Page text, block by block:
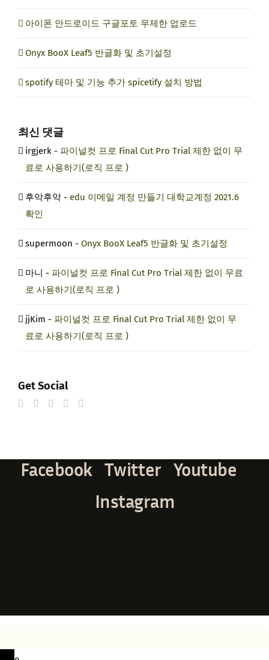
아이폰 안드로이드 구글포토 무제한 업로드
Onyx BooX Leaf5 반글화 및 초기설정
spotify 테마 및 기능 추가 spicetify 설치 방법
최신 댓글
irgjerk - 파이널컷 프로 Final Cut Pro Trial 제한 없이 무
료로 사용하기(로직 프로 )
후악후악 - edu 이메일 계정 만들기 대학교계정 2021.6
확인
supermoon - Onyx BooX Leaf5 반글화 및 초기설정
마니 - 파이널컷 프로 Final Cut Pro Trial 제한 없이 무료
로 사용하기(로직 프로 )
jjKim - 파이널컷 프로 Final Cut Pro Trial 제한 없이 무
료로 사용하기(로직 프로 )
Get Social
Facebook Twitter Youtube
Instagram